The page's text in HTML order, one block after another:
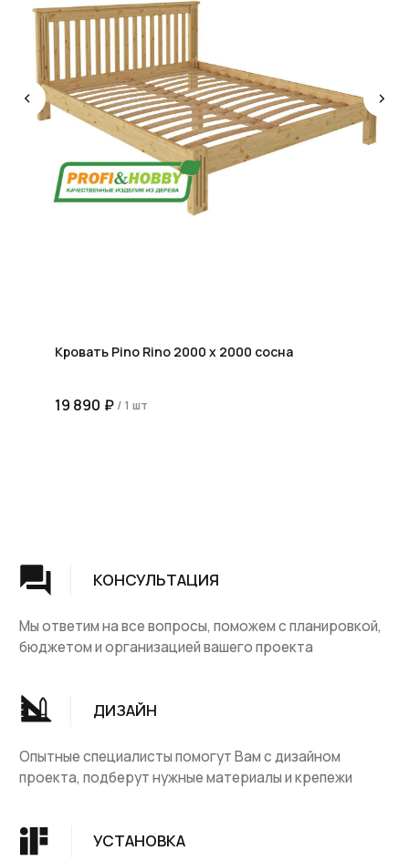
Кровать Pino Rino 2000 х 2000 сосна
19 890 ₽ / 1 шт
Опытные специалисты помогут Вам с дизайном
проекта, подберут нужные материалы и крепежи
ДИЗАЙН
КОНСУЛЬТАЦИЯ
Мы ответим на все вопросы, поможем с планировкой,
бюджетом и организацией вашего проекта
КОНТАКТЫ
Доставка и оплата
Вопросы и ответы
О компании
Деревянные лестницы
Винтовые лестницы
На металокаркасе
Мебель
ДПК, термодревесина
Комплектующие
Ковродержатетели